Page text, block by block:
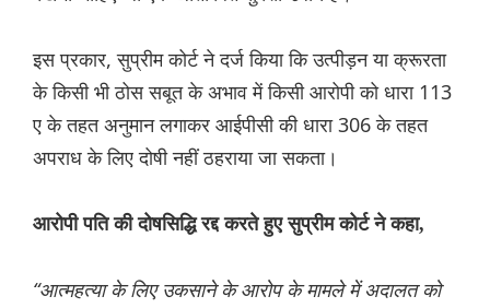
इस प्रकार, सुप्रीम कोर्ट ने दर्ज किया कि उत्पीड़न या क्रूरता
के किसी भी ठोस सबूत के अभाव में किसी आरोपी को धारा 113
ए के तहत अनुमान लगाकर आईपीसी की धारा 306 के तहत
अपराध के लिए दोषी नहीं ठहराया जा सकता।
आरोपी पति की दोषसिद्धि रद्द करते हुए सुप्रीम कोर्ट ने कहा,
“आत्महत्या के लिए उकसाने के आरोप के मामले में अदालत को